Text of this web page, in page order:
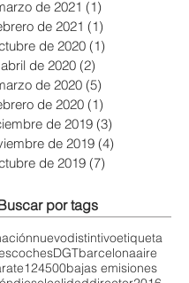
de 2021 (1)1 entrada
de 2021 (1)
de 2020 (1)1 entrada
abril de 2020 (2)2 entradas
de 2020 (5)5 entradas
de 2020 (1)
de 2019 (3)3 entradas
de 2019 (4)4 entradas
de 2019 (7)7 entradas
por tags
nuevodistintivoetiqueta
cochesDGTbarcelonaaire
124500bajas emisiones